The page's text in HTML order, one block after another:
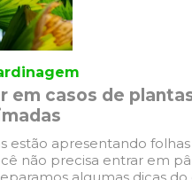
em casos de
estão apresentando folhas
não precisa entrar em